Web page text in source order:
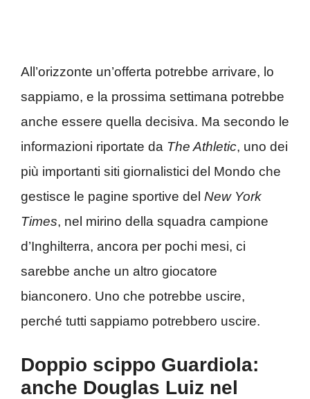
All’orizzonte un’offerta potrebbe arrivare, lo
sappiamo, e la prossima settimana potrebbe
anche essere quella decisiva. Ma secondo le
informazioni riportate da The Athletic, uno dei
più importanti siti giornalistici del Mondo che
gestisce le pagine sportive del New York
Times, nel mirino della squadra campione
d’Inghilterra, ancora per pochi mesi, ci
sarebbe anche un altro giocatore
bianconero. Uno che potrebbe uscire,
perché tutti sappiamo potrebbero uscire.
Doppio scippo Guardiola:
anche Douglas Luiz nel